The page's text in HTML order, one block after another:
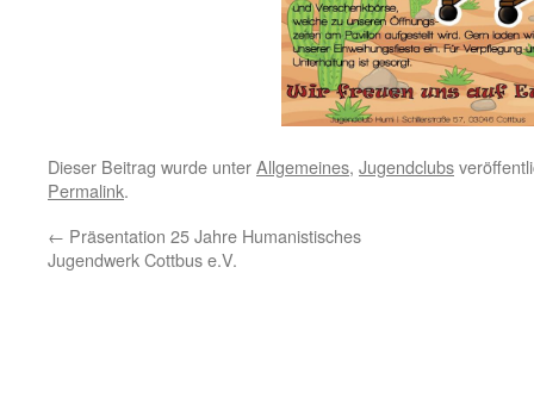
Dieser Beitrag wurde unterAllgemeines, Jugendclubs
Permalink.
← Präsentation 25 Jahre Humanistisches
Jugendwerk Cottbus e.V.